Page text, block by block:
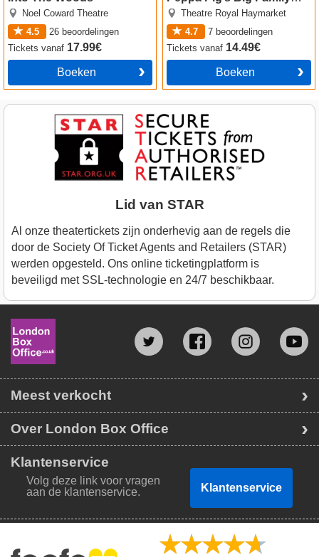
Noel Coward Theatre
4.5
26 beoordelingen
Tickets vanaf 17.99€
Boeken
Show!
Theatre Royal Haymarket
4.7
7 beoordelingen
Ticketsvanaf 14.49€
Boeken
Lid van STAR
Al onze theatertickets zijn onderhevig aan de regels die
door de Society Of Ticket Agents and Retailers (STAR)
werden opgesteld. Ons online ticketingplatform is
beveiligd met SSL-technologie en 24/7 beschikbaar.
Meest verkocht
Over London Box Office
Klantenservice
Volg deze link voor vragen
aan de klantenservice.
Klantenservice